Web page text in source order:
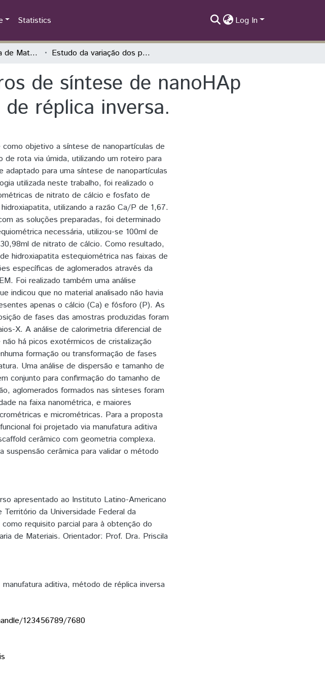
Statistics Log In
TCC - Engenharia de Materiais Estudo da variação dos parâmetros de síntese de nanoHAp estequiométrica para elaboração de réplica inversa.
de síntese de nanoHAp
réplica inversa.
objetivo a síntese de nanopartículas de
de rota via úmida, utilizando um roteiro para
para uma síntese de nanopartículas
utilizada neste trabalho, foi realizado o
de nitrato de cálcio e fosfato de
utilizando a razão Ca/P de 1,67.
as soluções preparadas, foi determinado
necessária, utilizou-se 100ml de
de nitrato de cálcio. Como resultado,
hidroxiapatita estequiométrica nas faixas de
específicas de aglomerados através da
Foi realizado também uma análise
indicou que no material analisado não havia
apenas o cálcio (Ca) e fósforo (P). As
de fases das amostras produzidas foram
X. A análise de calorimetria diferencial de
há picos exotérmicos de cristalização
formação ou transformação de fases
Uma análise de dispersão e tamanho de
conjunto para confirmação do tamanho de
aglomerados formados nas sínteses foram
na faixa nanométrica, e maiores
e micrométricas. Para a proposta
foi projetado via manufatura aditiva
cerâmico com geometria complexa.
suspensão cerâmica para validar o método
apresentado ao Instituto Latino-Americano
da Universidade Federal da
requisito parcial para à obtenção do
de Materiais. Orientador: Prof. Dra. Priscila
manufatura aditiva, método de réplica inversa
123456789/7680